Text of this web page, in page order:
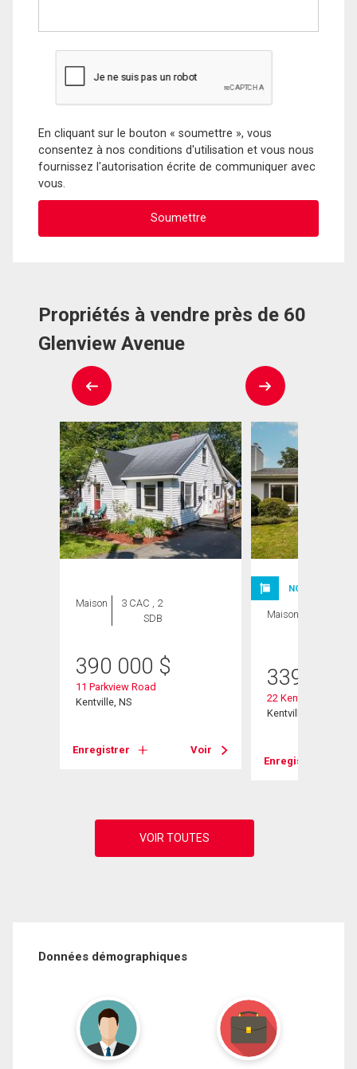
En cliquant sur le bouton « soumettre », vous
consentez à nos conditions d'utilisation et vous nous
fournissez l'autorisation écrite de communiquer avec
vous.
Propriétés à vendre près de 60
Glenview Avenue
Maison
3 CAC , 2
SDB
390 000 $
11 Parkview Road
Kentville, NS
Enregistrer Voir
NOUVELLE
Maison
339 000
22 Kent Road
Kentville, NS
Enregistrer
Données démographiques